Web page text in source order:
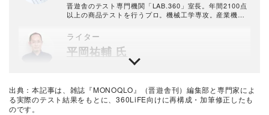
晋遊舎のテスト専門機関「LAB.360」室長。年間2100点
以上の商品テストを行うプロ。機械工学専攻。産業機械
を経て、民間の試験機関で多くの商品テストに従事。テ
スト方法の立案から試験デザイン、試験装置の製作、テ
スト実施まで一貫した商品テストを手がける。日用雑貨
品や家電製品が専門。テスト方法の妥当性を担保しつ
つ、誰が見ても一目で結果が分かるビジュアル性を伴う
ライター
平岡祐輔 氏
自転車や自動車はもちろん、キャンプなどのアウトドア
う。
最新の良いモノおすすめベストバイ
出典：本記事は、雑誌『MONOQLO』（晋遊舎刊）編集部と専門家によ
る実際のテスト結果をもとに、360LiFE向けに再構成・加筆修正したも
のです。